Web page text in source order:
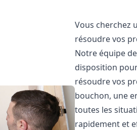
Vous cherchez
résoudre vos
Notre équipe de
disposition
résoudre vos
bouchon, une
toutes les
rapidement et